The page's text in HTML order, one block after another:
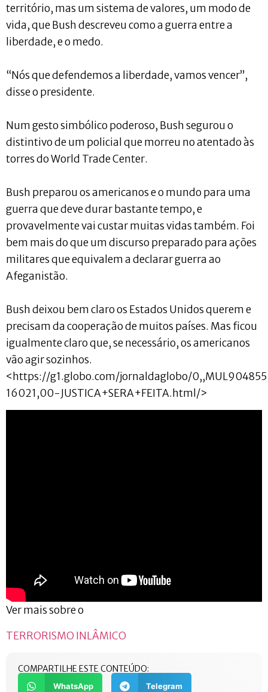
território, mas um sistema de valores, um modo de
vida, que Bush descreveu como a guerra entre a
liberdade, e o medo.
“Nós que defendemos a liberdade, vamos vencer”,
disse o presidente.
Num gesto simbólico poderoso, Bush segurou o
distintivo de um policial que morreu no atentado às
torres do World Trade Center.
Bush preparou os americanos e o mundo para uma
guerra que deve durar bastante tempo, e
provavelmente vai custar muitas vidas também. Foi
bem mais do que um discurso preparado para ações
militares que equivalem a declarar guerra ao
Afeganistão.
Bush deixou bem claro os Estados Unidos querem e
precisam da cooperação de muitos países. Mas ficou
igualmente claro que, se necessário, os americanos
vão agir sozinhos.
<https://g1.globo.com/jornaldaglobo/
16021,00-JUSTICA+SERA+FEITA.html/>
Ver mais sobre o
TERRORISMO INLÂMICO
COMPARTILHE ESTE CONTEÚDO:
WhatsApp Telegram